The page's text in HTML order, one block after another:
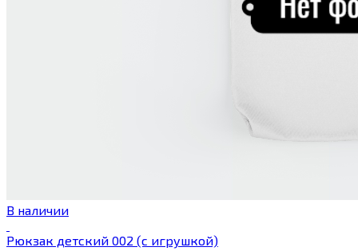
В наличии
Рюкзак детский 002 (с игрушкой)